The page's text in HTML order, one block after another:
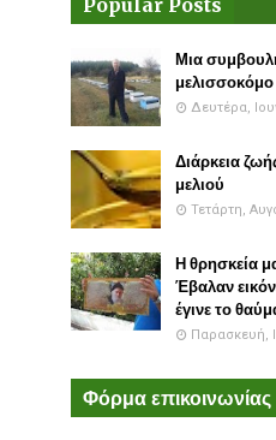
Popular Posts
Μια
Δευτέρα,
Διάρκεια
μελιού
Τετάρτη,
Η θρησκεία
Έβαλαν
έγινε το
Παρασκευή,
Φόρμα επικοινωνίας